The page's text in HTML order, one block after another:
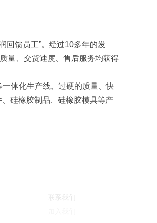
回馈员工”。经过10多年的发
量、交货速度、售后服务均获得
体化生产线。过硬的质量、快
硅橡胶制品、硅橡胶模具等产
联系我们